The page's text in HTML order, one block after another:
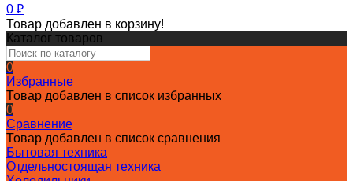
0 ₽
Товар добавлен в корзину!
Каталог товаров
0
Избранные
Товар добавлен в список избранных
0
Сравнение
Товар добавлен в список сравнения
Бытовая техника
Отдельностоящая техника